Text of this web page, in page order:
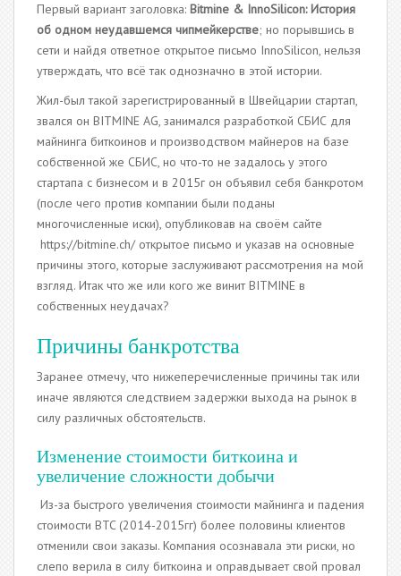
Первый вариант заголовка: Bitmine & InnoSilicon: История
об одном неудавшемся чипмейкерстве; но порывшись в
сети и найдя ответное открытое письмо InnoSilicon, нельзя
утверждать, что всё так однозначно в этой истории.
Жил-был такой зарегистрированный в Швейцарии стартап,
звался он BITMINE AG, занимался разработкой СБИС для
майнинга биткоинов и производством майнеров на базе
собственной же СБИС, но что-то не задалось у этого
стартапа с бизнесом и в 2015г он объявил себя банкротом
(после чего против компании были поданы
многочисленные иски), опубликовав на своём сайте
https://bitmine.ch/ открытое письмо и указав на основные
причины этого, которые заслуживают рассмотрения на мой
взгляд. Итак что же или кого же винит BITMINE в
собственных неудачах?
Причины банкротства
Заранее отмечу, что нижеперечисленные причины так или
иначе являются следствием задержки выхода на рынок в
силу различных обстоятельств.
Изменение стоимости биткоина и
увеличение сложности добычи
Из-за быстрого увеличения стоимости майнинга и падения
стоимости BTC (2014-2015гг) более половины клиентов
отменили свои заказы. Компания осознавала эти риски, но
слепо верила в силу биткоина и оправдывает свой провал